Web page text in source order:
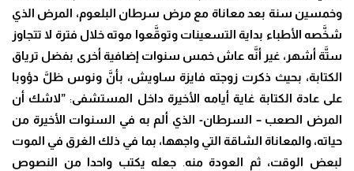
وخمسين سنة بعد معاناة مع مرض سرطان البلعوم، المرض الذي
شخَّصه الأطباء بداية التسعينات وتوقَّعوا موته خلال فترة لا تتجاوز
ستَّة أشهر ، غير أنَّه عاش خمس سنوات إضافية أخرى بفضل ترياق
الكتابة، بحيث ذكرت زوجته فايزة ساويش، بأنَّ ونوس ظلَّ دؤوبا
على عادة الكتابة غاية أيامه الأخيرة داخل المستشفى: ”لاشك أن
المرض الصعب – السرطان- الذي ألم به في السنوات الأخيرة من
حياته، والمعاناة الشاقة التي واجهها، بما في ذلك الغرق في الموت
لبعض الوقت، ثم العودة منه
جعله يكتب واحدا من النصوص